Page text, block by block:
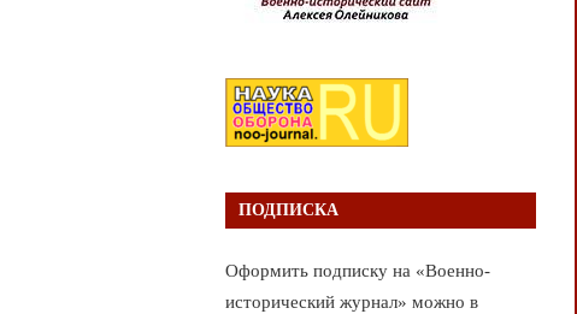
ПОДПИСКА
Оформить подписку на «Военно-
исторический журнал» можно в